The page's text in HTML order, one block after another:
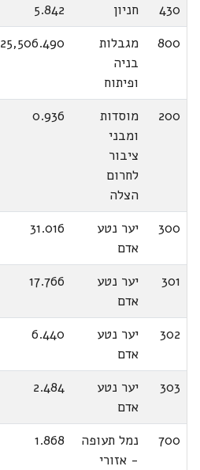
430 חניון
5.842
800
מגבלות
בניה
ופיתוח
25,506.490
200
מוסדות
ומבני
ציבור
לחרום
הצלה
0.936
300
יער נטע
אדם
31.016
301
יער נטע
אדם
17.766
302
יער נטע
אדם
6.440
303
יער נטע
אדם
2.484
700
נמל תעופה
- אזורי
1.868